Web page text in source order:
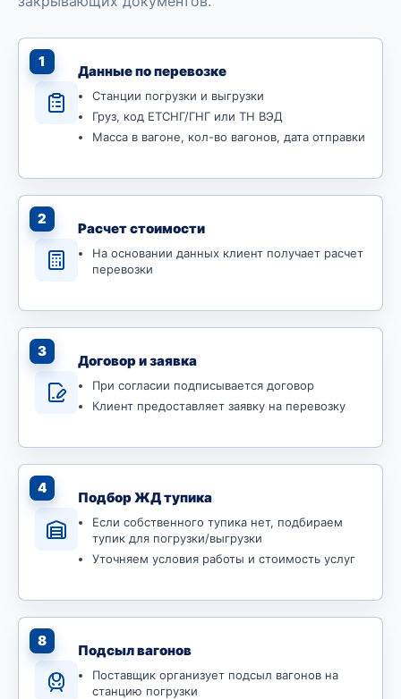
1
Данные по перевозке
Станции погрузки и выгрузки
Груз, код ЕТСНГ/ГНГ или ТН ВЭД
Масса в вагоне, кол-во вагонов, дата отправки
2
Расчет стоимости
На основании данных клиент получает расчет
перевозки
3
Договор и заявка
При согласии подписывается договор
Клиент предоставляет заявку на перевозку
4
Подбор ЖД тупика
Если собственного тупика нет, подбираем
тупик для погрузки/выгрузки
Уточняем условия работы и стоимость услуг
8
Подсыл вагонов
Поставщик организует подсыл вагонов на
станцию погрузки